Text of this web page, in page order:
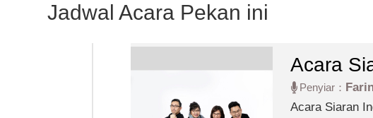
Jadwal Acara Pekan ini
Acara
Penyiar：
Acara Siaran